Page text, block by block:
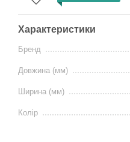
Характеристики
Бренд
Довжина (мм)
Ширина (мм)
Колір